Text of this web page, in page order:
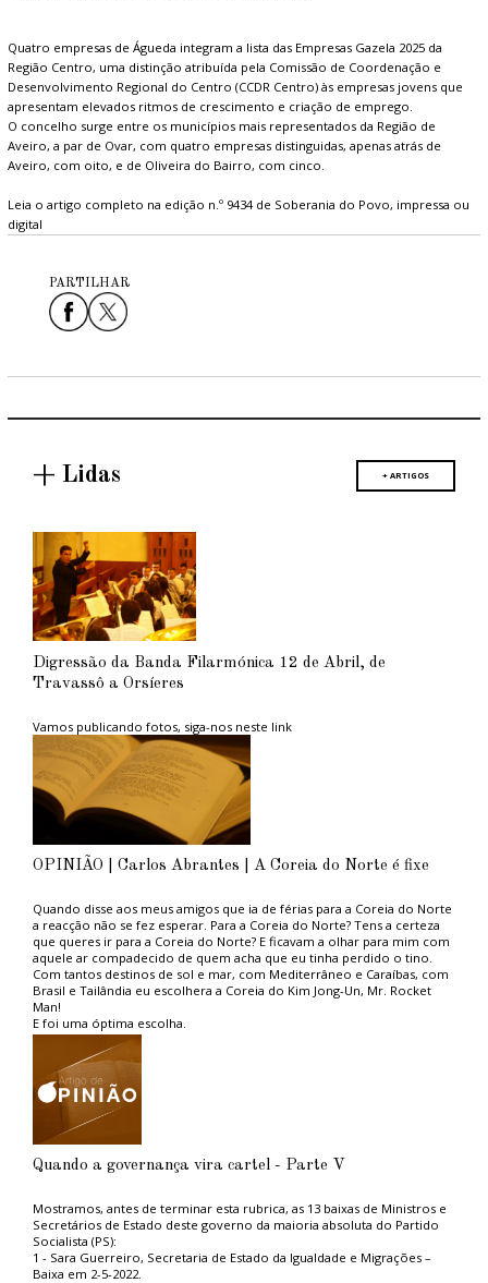
Quatro empresas de Águeda integram a lista das Empresas Gazela 2025 da
Região Centro, uma distinção atribuída pela Comissão de Coordenação e
Desenvolvimento Regional do Centro (CCDR Centro) às empresas jovens que
apresentam elevados ritmos de crescimento e criação de emprego.
O concelho surge entre os municípios mais representados da Região de
Aveiro, a par de Ovar, com quatro empresas distinguidas, apenas atrás de
Aveiro, com oito, e de Oliveira do Bairro, com cinco.
Leia o artigo completo na edição n.º 9434 de Soberania do Povo, impressa ou
digital
PARTILHAR
+ Lidas + ARTIGOS
Digressão da Banda Filarmónica 12 de Abril, de
Travassô a Orsíeres
Vamos publicando fotos, siga-nos neste link
OPINIÃO | Carlos Abrantes | A Coreia do Norte é fixe
Quando disse aos meus amigos que ia de férias para a Coreia do Norte
a reacção não se fez esperar. Para a Coreia do Norte? Tens a certeza
que queres ir para a Coreia do Norte? E ficavam a olhar para mim com
aquele ar compadecido de quem acha que eu tinha perdido o tino.
Com tantos destinos de sol e mar, com Mediterrâneo e Caraíbas, com
Brasil e Tailândia eu escolhera a Coreia do Kim Jong-Un, Mr. Rocket
Man!
E foi uma óptima escolha.
Aconselho aos ambientalistas do PAN, tão na moda, e aos amantes das
grandes causas politicamente correctas, uma estadia naquele paraíso
ambiental. Não sofrerão com os engarrafamentos das grandes
metrópoles capitalistas porque em Pyongyang, a capital, praticamente
não circulam automóveis, nem camiões, nem autocarros. Emissões de
carbono zero, ou quase.
Em contrapartida vê-se muita gente a pé, a caminho do trabalho ou de
lado nenhum, promovendo um estilo de vida saudável, sem
complicações cardiovasculares ou de diabetes. À excepção do
que, desse modo, pode dispensar a existência de serviço nacional de
saúde.
Também o regime alimentar muito frugal, pobre em hidratos de
carbono, proteínas, gorduras e açúcares, com consumo de carnes
vermelhas zero, é um exemplo para o mundo. Daí que seja seguido de
Quando a governança vira cartel - Parte V
Mostramos, antes de terminar esta rubrica, as 13 baixas de Ministros e
Secretários de Estado deste governo da maioria absoluta do Partido
Socialista (PS):
1 - Sara Guerreiro, Secretaria de Estado da Igualdade e Migrações –
Baixa em 2-5-2022.